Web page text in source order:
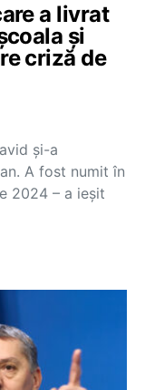
a livrat
și
criză de
și-a
A fost numit în
2024 – a ieșit